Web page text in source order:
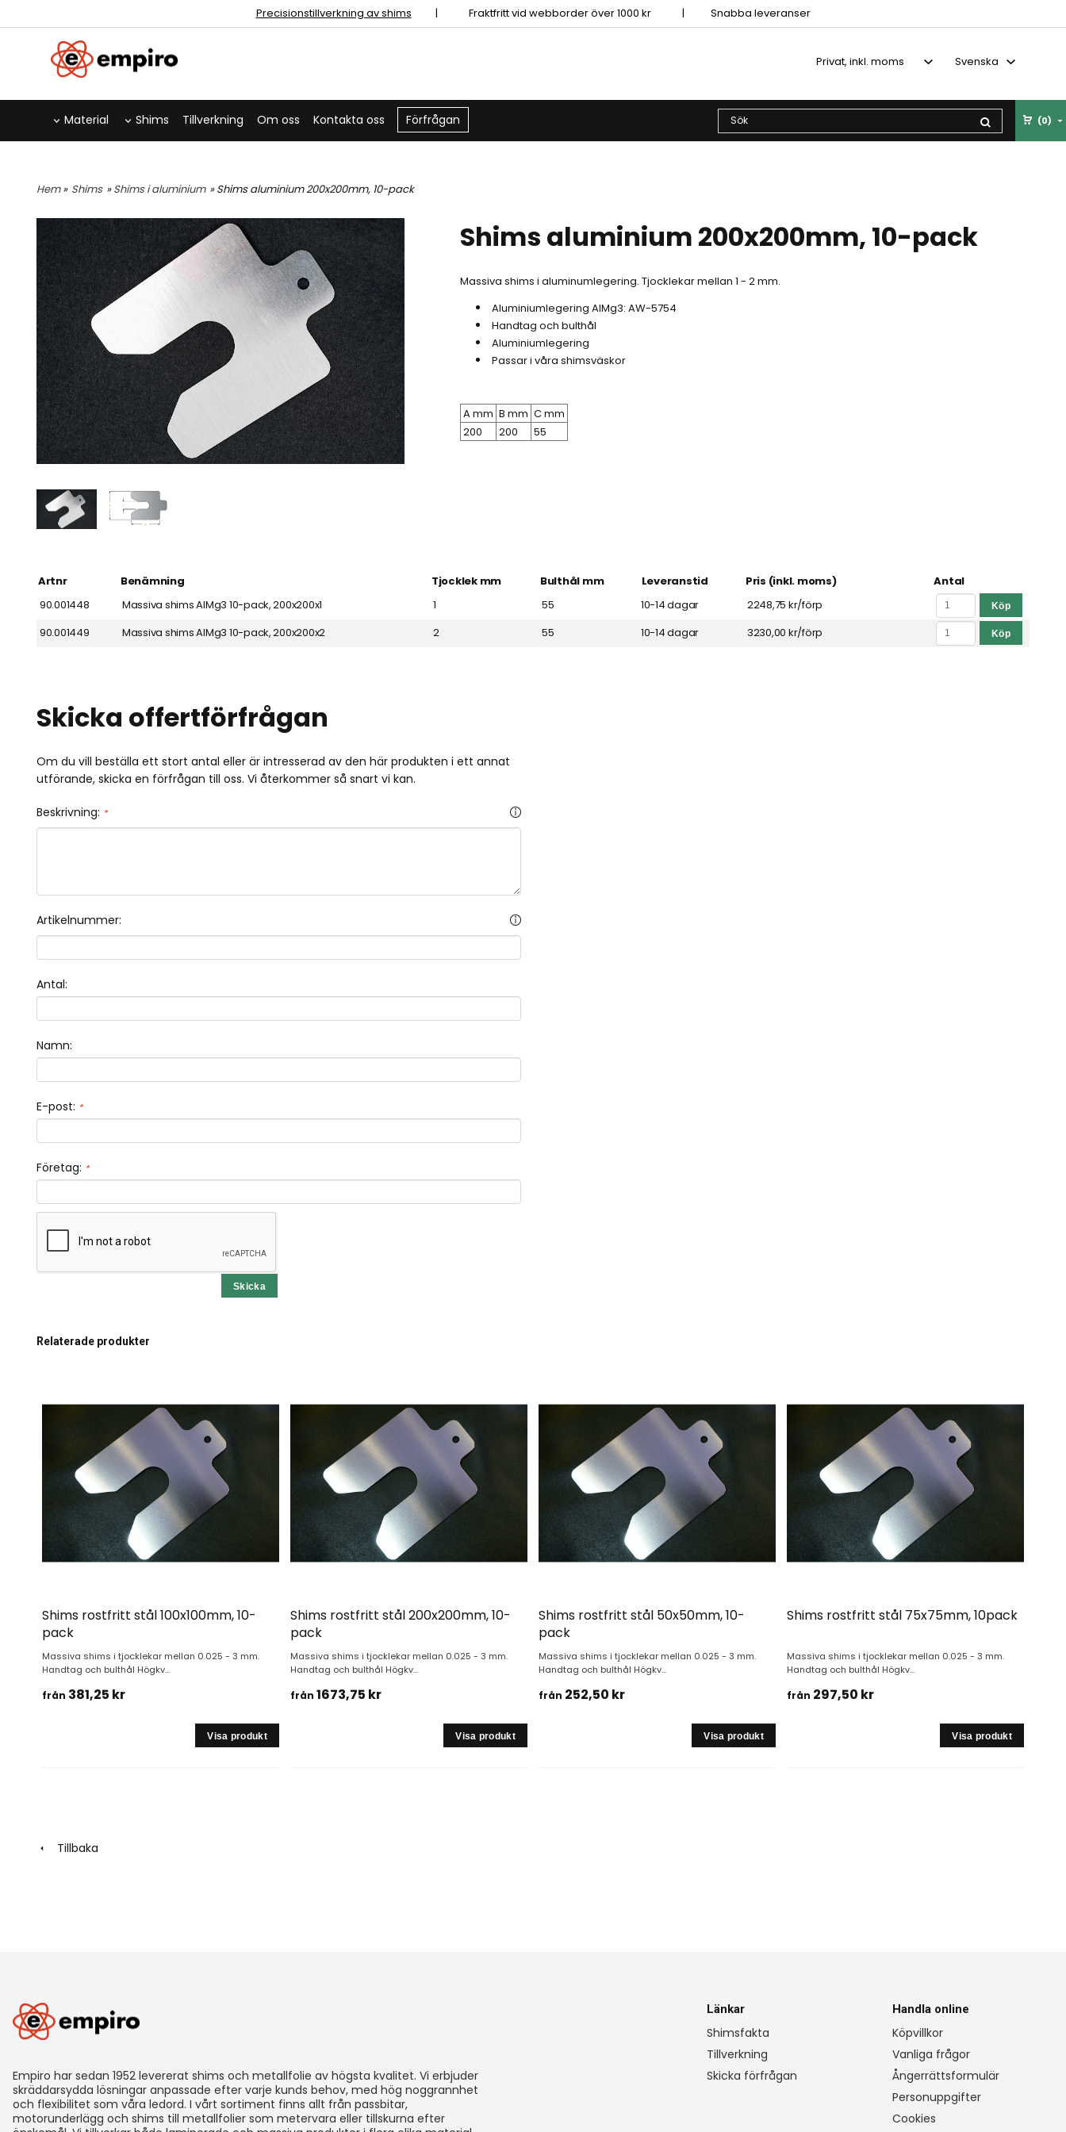
Precisionstillverkning av shims | Fraktfritt vid webborder över 1000 kr | Snabba leveranser
Material Shims Tillverkning Om oss Kontakta oss Förfrågan (0)
Hem» Shims »Shims i aluminium » Shims aluminium 200x200mm, 10-pack
Shims aluminium 200x200mm, 10-pack
Massiva shims i aluminumlegering. Tjocklekar mellan 1 - 2 mm.
Aluminiumlegering AlMg3: AW-5754
Handtag och bulthål
Aluminiumlegering
Passar i våra shimsväskor
A mm B mm C mm
200
200 55
Artnr Benämning Tjocklek mm Bulthål mm Leveranstid Pris (inkl. moms)
Antal
90.001448
Massiva shims AlMg3 10-pack, 200x200x1 1 55 10-14 dagar 2248,75 kr/förp
90.001449
Massiva shims AlMg3 10-pack, 200x200x2 2 55 10-14 dagar 3230,00 kr/förp
Skicka offertförfrågan
Om du vill beställa ett stort antal eller är intresserad av den här produkten i ett annat
utförande, skicka en förfrågan till oss. Vi återkommer så snart vi kan.
Beskrivning: *
Artikelnummer:
Antal:
Namn:
E-post: *
Företag: *
Relaterade produkter
Shims rostfritt stål 100x100mm, 10-
pack
Massiva shims i tjocklekar mellan 0.025 - 3 mm.
Handtag och bulthål Högkv...
från 381,25 kr
Shims rostfritt stål 200x200mm, 10-
pack
Massiva shims i tjocklekar mellan 0.025 - 3 mm.
Handtag och bulthål Högkv...
från 1673,75 kr
Shims rostfritt stål 50x50mm, 10-
pack
Massiva shims i tjocklekar mellan 0.025 - 3 mm.
Handtag och bulthål Högkv...
från 252,50 kr
Shims rostfritt stål 75x75mm, 10pack
Massiva shims i tjocklekar mellan 0.025 - 3 mm.
Handtag och bulthål Högkv...
från 297,50 kr
Tillbaka
Empiro har sedan 1952 levererat shims och metallfolie av högsta kvalitet. Vi erbjuder
skräddarsydda lösningar anpassade efter varje kunds behov, med hög noggrannhet
och flexibilitet som våra ledord. I vårt sortiment finns allt från passbitar,
motorunderlägg och shims till metallfolier som metervara eller tillskurna efter
Länkar
Shimsfakta
Tillverkning
Skicka förfrågan
Handla online
Köpvillkor
Vanliga frågor
Ångerrättsformulär
Personuppgifter
Cookies